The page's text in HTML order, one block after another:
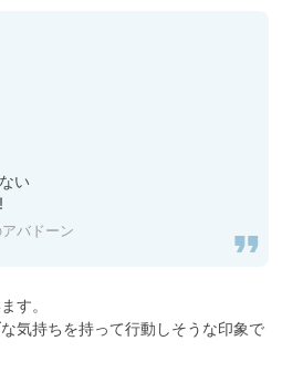
い
バドーン
す。
気持ちを持って行動しそうな印象で